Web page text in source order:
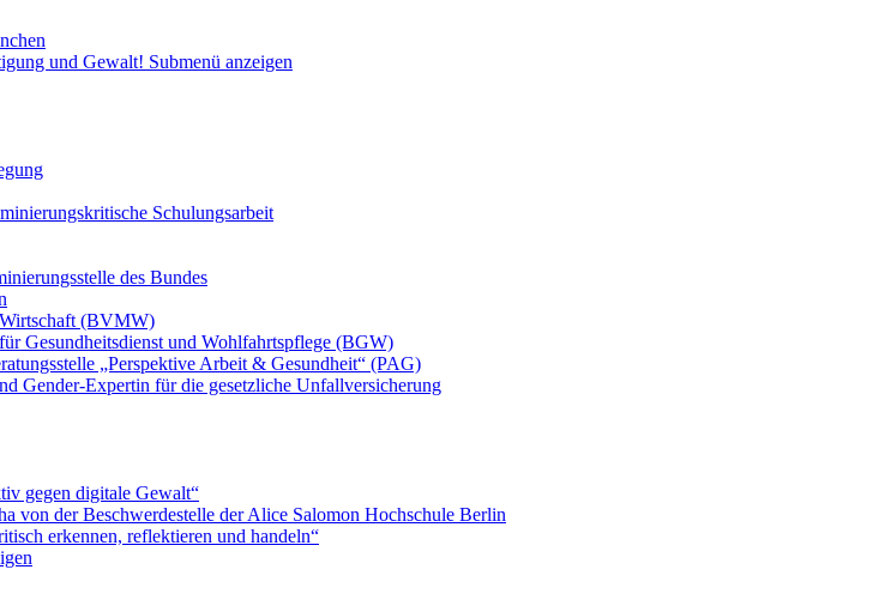
und Gewalt! Submenü anzeigen
Schulungsarbeit
des Bundes
Wirtschaft (BVMW)
Gesundheitsdienst und Wohlfahrtspflege (BGW)
„Perspektive Arbeit & Gesundheit“ (PAG)
Gender-Expertin für die gesetzliche Unfallversicherung
gegen digitale Gewalt“
von der Beschwerdestelle der Alice Salomon Hochschule Berlin
erkennen, reflektieren und handeln“